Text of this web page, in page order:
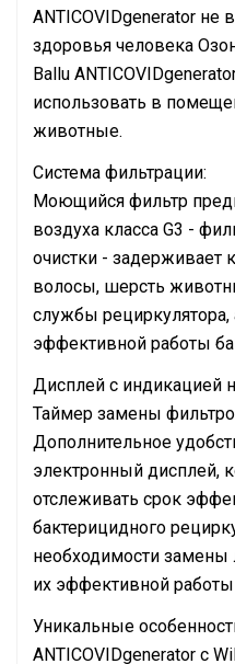
ANTICOVIDgenerator
здоровья человека
Ballu
использовать в
животные.
Система фильтрации:
Моющийся фильтр
воздуха класса G3 -
очистки - задерживает
волосы, шерсть
службы рециркулятора,
эффективной работы
Дисплей с индикацией
Таймер замены
Дополнительное
электронный дисплей,
отслеживать срок
бактерицидного
необходимости замены
их эффективной
Уникальные
ANTICOVIDgenerator c